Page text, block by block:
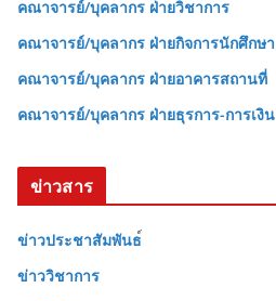
คณาจารย์/บุคลากร ฝ่ายวิชาการ
คณาจารย์/บุคลากร ฝ่ายกิจการนักศึกษา
คณาจารย์/บุคลากร ฝ่ายอาคารสถานที่
คณาจารย์/บุคลากร ฝ่ายธุรการ-การเงิน
ข่าวสาร
ข่าวประชาสัมพันธ
ข่าววิชาการ